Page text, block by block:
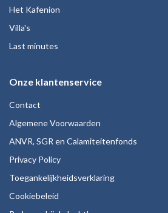
Het Kafenion
Villa's
Last minutes
Onze klantenservice
Contact
Algemene Voorwaarden
ANVR, SGR en Calamiteitenfonds
Privacy Policy
Toegankelijkheidsverklaring
Cookiebeleid